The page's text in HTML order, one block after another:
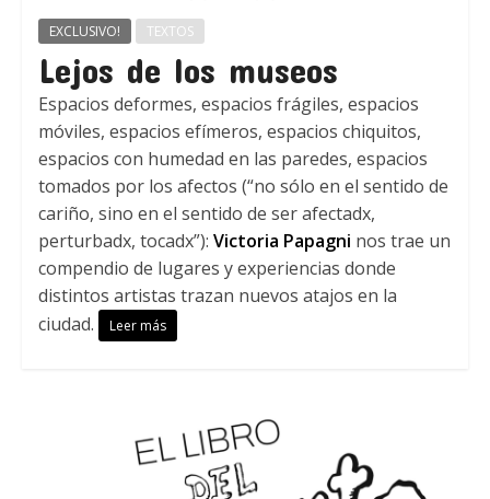
EXCLUSIVO! TEXTOS
Lejos de los museos
Espacios deformes, espacios frágiles, espacios
móviles, espacios efímeros, espacios chiquitos,
espacios con humedad en las paredes, espacios
tomados por los afectos (“no sólo en el sentido de
cariño, sino en el sentido de ser afectadx,
perturbadx, tocadx”): Victoria Papagni nos trae un
compendio de lugares y experiencias donde
distintos artistas trazan nuevos atajos en la
ciudad.
Leer más